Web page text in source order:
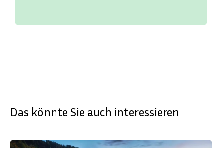
Das könnte Sie auch interessieren